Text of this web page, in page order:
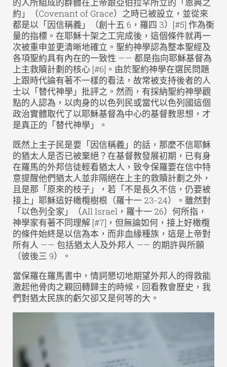
約」（Covenant of Grace）之時已被設立，並從來
都是以「因信稱義」（創十五 6，羅四 3）[#5] 作為衡
量的指標。在耶穌十架之工完成後，這個條件就再一
次被重申並更清晰地確立。聖約神學認為整本聖經及
各項聖約具有內在的一致性 —— 都是指向耶穌基督為
上主救贖計劃的核心 [#6]。由於聖約神學在選民問題
上跟時代論有著不一樣的看法，故常被支持後者的人
士以「替代神學」批評之。然而，有採納聖約神學觀
點的人認為，以肉身的以色列民或當代以色列國這個
政治實體取代了以耶穌基督為中心的基督教思想，才
是真正的「替代神學」。
既然上主子民是要「因信稱義」的話，那麼不信耶穌
的猶太人是否已被棄絕？在基督教發展初期，已有身
在羅馬的外邦信徒輕看猶太人，致令保羅要在信中特
意提醒他們猶太人並非隔絕在上主的救贖計劃之外，
且是那「原來的枝子」，若「不是長久不信，仍要被
接上」耶穌這好橄欖樹根（羅十一 23-24）。雖然對
「以色列全家」（All Israel，羅十一 26）何所指，
神學家有著不同理解 [#7]，但無論如何，接上好橄欖
的條件始終是以信為本，而非血緣種族，這是上帝對
所有人 —— 包括猶太人及外邦人 —— 的期許與所願
（彼後三 9）。
當保羅在羅馬書中，情詞懇切地期望外邦人的得救能
激起他骨肉之親回轉歸主的時候，回看教會歷史，我
們對猶太民族的虧欠卻又是何等的大。